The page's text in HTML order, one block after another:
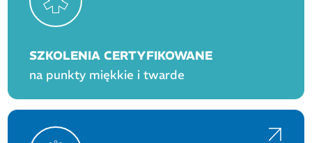
SZKOLENIA CERTYFIKOWANE
na punkty miękkie i twarde